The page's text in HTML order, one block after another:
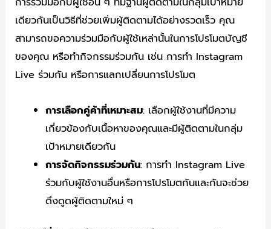
เดียวกันเป็นวิธีที่ช่วยเพิ่มผู้ติดตามได้อย่างรวดเร็ว คุณ
สามารถขอความร่วมมือกับผู้ใช้เหล่านั้นในการโปรโมตบัญชี
ของคุณ หรือทำกิจกรรมร่วมกัน เช่น การทำ Instagram
Live ร่วมกัน หรือการแลกเปลี่ยนการโปรโมต
การเลือกคู่ค้าที่เหมาะสม: เลือกผู้ใช้งานที่มีความ
เกี่ยวข้องกับเนื้อหาของคุณและมีผู้ติดตามในกลุ่ม
เป้าหมายเดียวกัน
การจัดกิจกรรมร่วมกัน: การทำ Instagram Live
ร่วมกับผู้ใช้งานอื่นหรือการโปรโมตกันและกันจะช่วย
ดึงดูดผู้ติดตามใหม่ ๆ